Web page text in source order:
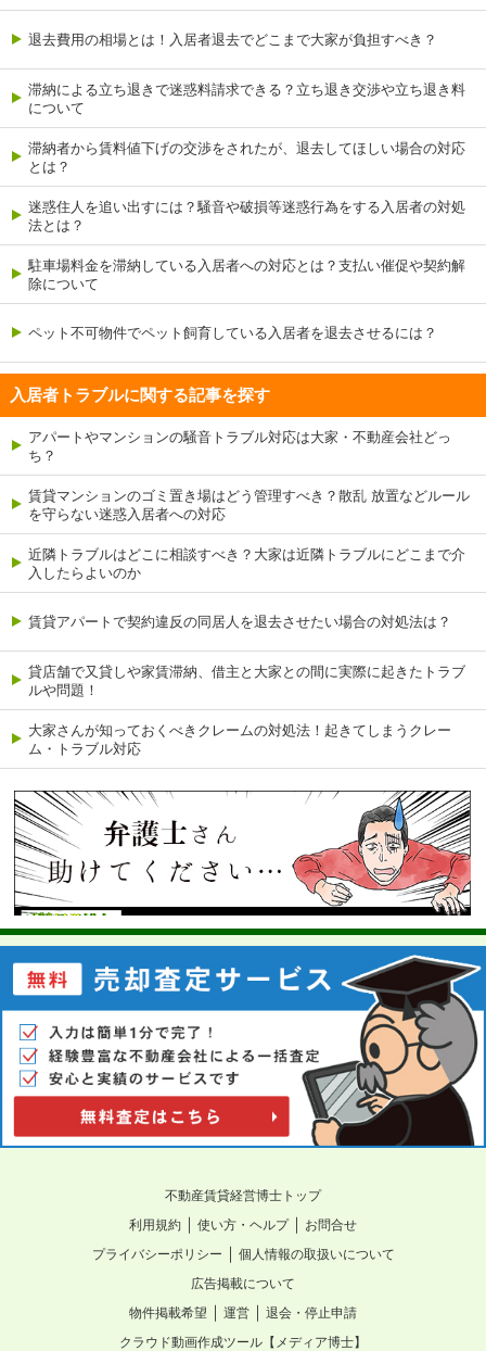
退去費用の相場とは！入居者退去でどこまで大家が負担すべき？
滞納による立ち退きで迷惑料請求できる？立ち退き交渉や立ち退き料
について
滞納者から賃料値下げの交渉をされたが、退去してほしい場合の対応
とは？
迷惑住人を追い出すには？騒音や破損等迷惑行為をする入居者の対処
法とは？
駐車場料金を滞納している入居者への対応とは？支払い催促や契約解
除について
ペット不可物件でペット飼育している入居者を退去させるには？
入居者トラブルに関する記事を探す
アパートやマンションの騒音トラブル対応は大家・不動産会社どっ
ち？
賃貸マンションのゴミ置き場はどう管理すべき？散乱 放置などルール
を守らない迷惑入居者への対応
近隣トラブルはどこに相談すべき？大家は近隣トラブルにどこまで介
入したらよいのか
賃貸アパートで契約違反の同居人を退去させたい場合の対処法は？
貸店舗で又貸しや家賃滞納、借主と大家との間に実際に起きたトラブ
ルや問題！
大家さんが知っておくべきクレームの対処法！起きてしまうクレー
ム・トラブル対応
不動産賃貸経営博士トップ
利用規約 ｜ 使い方・ヘルプ｜ お問合せ
プライバシーポリシー ｜ 個人情報の取扱いについて
広告掲載について
物件掲載希望 ｜ 運営 ｜ 退会・停止申請
クラウド動画作成ツール【メディア博士】